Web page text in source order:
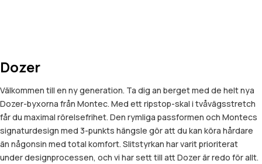
Dozer
Välkommen till en ny generation. Ta dig an berget med de helt nya
Dozer-byxorna från Montec. Med ett ripstop-skal i tvåvägsstretch
får du maximal rörelsefrihet. Den rymliga passformen och Montecs
signaturdesign med 3-punkts hängsle gör att du kan köra hårdare
än någonsin med total komfort. Slitstyrkan har varit prioriterat
under designprocessen, och vi har sett till att Dozer är redo för allt.